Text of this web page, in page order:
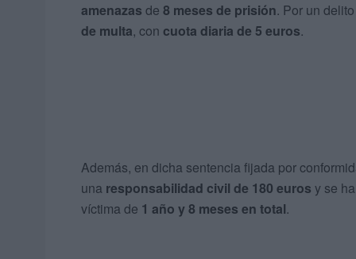
amenazas de 8 meses de prisión. Por un delito
de multa, con cuota diaria de 5 euros.
Además, en dicha sentencia fijada por
una responsabilidad civil de 180 euros y se
víctima de 1 año y 8 meses en total.